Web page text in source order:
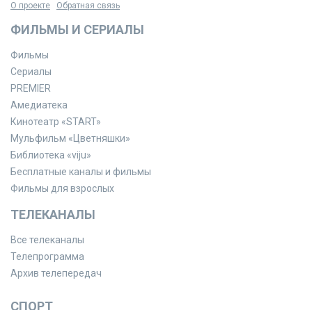
О проекте
Обратная связь
ФИЛЬМЫ И СЕРИАЛЫ
Фильмы
Сериалы
PREMIER
Амедиатека
Кинотеатр «START»
Мульфильм «Цветняшки»
Библиотека «viju»
Бесплатные каналы и фильмы
Фильмы для взрослых
ТЕЛЕКАНАЛЫ
Все телеканалы
Телепрограмма
Архив телепередач
СПОРТ